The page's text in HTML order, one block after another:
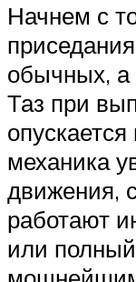
Начнем с
обычных, а
Таз при
механика
движения,
работают
или